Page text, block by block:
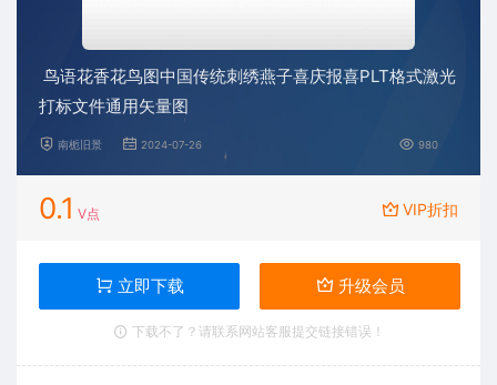
鸟语花香花鸟图中国传统刺绣燕子喜庆报喜PLT格式激光
打标文件通用矢量图
南栀旧景 2024-07-26 980
0.1 V点 VIP折扣
立即下载 升级会员
下载不了？请联系网站客服提交链接错误！